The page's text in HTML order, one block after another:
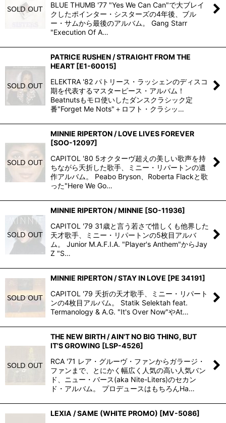
BLUE THUMB '77 "Yes We Can Can"で大ブレイ
クしたポインター・シスターズの4年後、ブル
ー・サムから最後のアルバム。 Gang Starr
"Execution Of A…
PATRICE RUSHEN / STRAIGHT FROM THE
HEART [E1-60015]
ELEKTRA '82 パトリース・ラッシェンのディスコ
期を代表するマスターピース・アルバム！
Beatnutsもモロ使いしたダンスクラシック定
番"Forget Me Nots"＋ロフト・クラシッ…
MINNIE RIPERTON / LOVE LIVES FOREVER
[SOO-12097]
CAPITOL '80 5オクターヴ超えの美しい歌声を持
ちながら夭折した歌手、ミニー・リパートンの遺
作アルバム。 Peabo Bryson、Roberta Flackと歌
った"Here We Go…
MINNIE RIPERTON / MINNIE [SO-11936]
CAPITOL '79 31歳と言う若さで惜しくも他界した
天才歌手、ミニー・リパートンの5枚目アルバ
ム。 Junior M.A.F.I.A. "Player's Anthem"からJay
Z "S…
MINNIE RIPERTON / STAY IN LOVE [PE 34191]
CAPITOL '79 夭折の天才歌手、ミニー・リパート
ンの4枚目アルバム。 Statik Selektah feat.
Termanology & A.G. "It's Over Now"やAt…
THE NEW BIRTH / AIN'T NO BIG THING, BUT
IT'S GROWING [LSP-4526]
RCA '71 レア・グルーヴ・ファンからガラージ・
ファンまで、とにかく幅広く人気の高い人気バン
ド、ニュー・バース(aka Nite-Liters)のセカン
ド・アルバム。 プロデュースはもちろんHa…
LEXIA / SAME (WHITE PROMO) [MV-5086]